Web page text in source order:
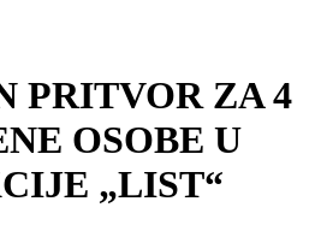
PRITVOR ZA 4
OSOBE U
„LIST“